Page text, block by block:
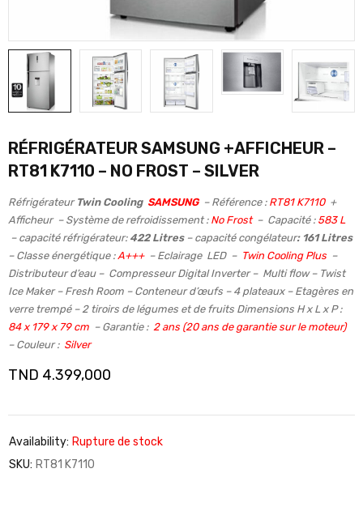
RÉFRIGÉRATEUR SAMSUNG +AFFICHEUR –
RT81 K7110 – NO FROST – SILVER
Réfrigérateur Twin Cooling SAMSUNG– Référence : RT81 K7110 +
Afficheur – Système de refroidissement : No Frost– Capacité : 583 L
– capacité réfrigérateur: 422 Litres – capacité congélateur: 161 Litres
– Classe énergétique : A+++ – Eclairage LED – Twin Cooling Plus –
Distributeur d’eau – Compresseur Digital Inverter – Multi flow – Twist
Ice Maker – Fresh Room – Conteneur d’œufs – 4 plateaux – Etagères en
verre trempé – 2 tiroirs de légumes et de fruits Dimensions H x L x P :
84 x 179 x 79 cm – Garantie : 2 ans (20 ans de garantie sur le moteur)
– Couleur : Silver
TND 4.399,000
Availability: Rupture de stock
SKU: RT81 K7110